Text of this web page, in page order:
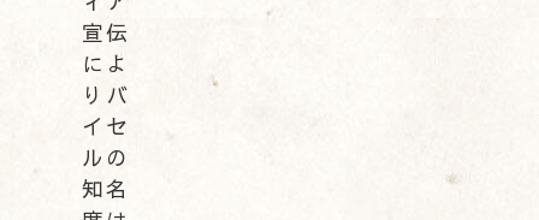
宣伝
によ
りバ
イセ
ルの
知名